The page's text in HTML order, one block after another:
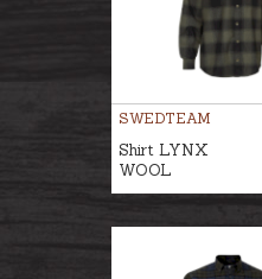
SWEDTEAM
Shirt LYNX
WOOL